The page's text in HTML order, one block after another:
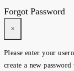
Forgot Password
×
Please enter your
create a new password